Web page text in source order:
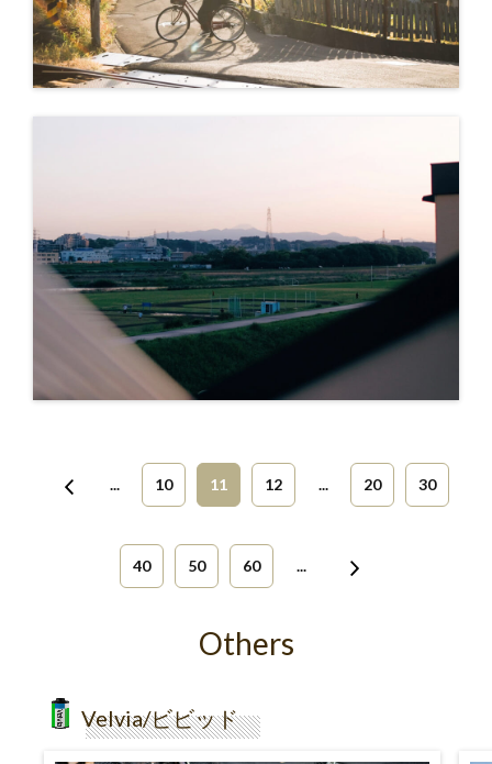
... 10 11 12 ... 20 30
40 50 60 ...
Others
Velvia/ビビッド